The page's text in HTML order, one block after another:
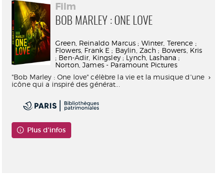
Film
BOB MARLEY : ONE LOVE
Green, Reinaldo Marcus ; Winter, Terence ;
Flowers, Frank E ; Baylin, Zach ; Bowers, Kris
; Ben-Adir, Kingsley ; Lynch, Lashana ;
Norton, James - Paramount Pictures
"Bob Marley : One love" célèbre la vie et la musique d'une
icône qui a inspiré des générat...
Plus d'infos